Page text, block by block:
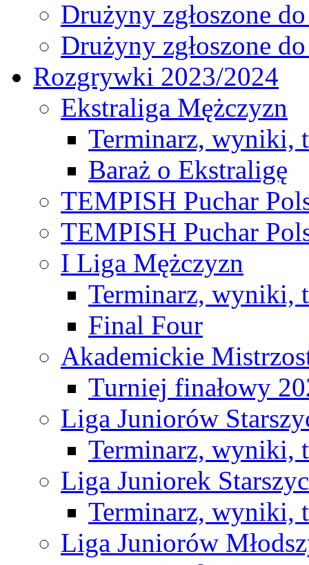
Drużyny zgłoszone
Drużyny zgłoszone
Rozgrywki 2023/2024
Ekstraliga Mężczyzn
Terminarz, wyniki,
Baraż o Ekstraligę
TEMPISH Puchar
TEMPISH Puchar
I Liga Mężczyzn
Terminarz, wyniki,
Final Four
Akademickie
Turniej finałowy
Liga Juniorów
Terminarz, wyniki,
Liga Juniorek
Terminarz, wyniki,
Liga Juniorów